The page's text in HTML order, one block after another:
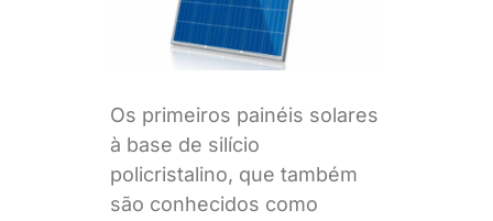
Os primeiros painéis solares
à base de silício
policristalino, que também
são conhecidos como